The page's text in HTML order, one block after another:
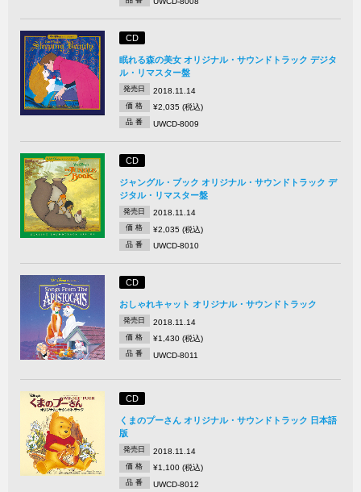
CD
眠れる森の美女 オリジナル・サウンドトラック デジタ
ル・リマスター盤
発売日 2018.11.14
価 格 ¥2,035 (税込)
品 番 UWCD-8009
CD
ジャングル・ブック オリジナル・サウンドトラック デ
ジタル・リマスター盤
発売日 2018.11.14
価 格 ¥2,035 (税込)
品 番 UWCD-8010
CD
おしゃれキャット オリジナル・サウンドトラック
発売日 2018.11.14
価 格 ¥1,430 (税込)
品 番 UWCD-8011
CD
くまのプーさん オリジナル・サウンドトラック 日本語
版
発売日 2018.11.14
価 格 ¥1,100 (税込)
品 番 UWCD-8012